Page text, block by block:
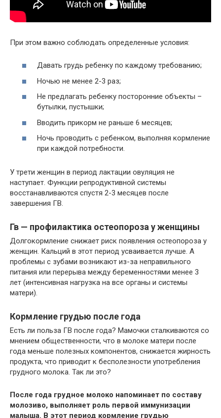
При этом важно соблюдать определенные условия:
Давать грудь ребенку по каждому требованию;
Ночью не менее 2-3 раз;
Не предлагать ребенку посторонние объекты –
бутылки, пустышки;
Вводить прикорм не раньше 6 месяцев;
Ночь проводить с ребенком, выполняя кормление
при каждой потребности.
У трети женщин в период лактации овуляция не
наступает. Функции репродуктивной системы
восстанавливаются спустя 2-3 месяцев после
завершения ГВ.
Гв — профилактика остеопороза у женщины
Долгокормление снижает риск появления остеопороза у
женщин. Кальций в этот период усваивается лучше. А
проблемы с зубами возникают из-за неправильного
питания или перерыва между беременностями менее 3
лет (интенсивная нагрузка на все органы и системы
матери).
Кормление грудью после года
Есть ли польза ГВ после года? Мамочки сталкиваются со
мнением общественности, что в молоке матери после
года меньше полезных компонентов, снижается жирность
продукта, что приводит к бесполезности употребления
грудного молока. Так ли это?
После года грудное молоко напоминает по составу
молозиво, выполняет роль первой иммунизации
малыша. В этот период кормление грудью